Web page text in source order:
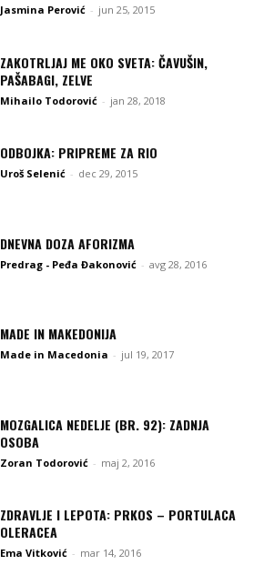
Jasmina Perović - jun 25, 2015
ZAKOTRLJAJ ME OKO SVETA: ČAVUŠIN,
PAŠABAGI, ZELVE
Mihailo Todorović - jan 28, 2018
ODBOJKA: PRIPREME ZA RIO
Uroš Selenić - dec 29, 2015
DNEVNA DOZA AFORIZMA
Predrag - Peđa Đakonović - avg 28, 2016
MADE IN MAKEDONIJA
Made in Macedonia - jul 19, 2017
MOZGALICA NEDELJE (BR. 92): ZADNJA
OSOBA
Zoran Todorović - maj 2, 2016
ZDRAVLJE I LEPOTA: PRKOS – PORTULACA
OLERACEA
Ema Vitković - mar 14, 2016